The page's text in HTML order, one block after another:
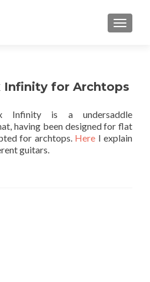
Infinity for Archtops
Infinity is a undersaddle
having been designed for flat
for archtops. Here I explain
guitars.